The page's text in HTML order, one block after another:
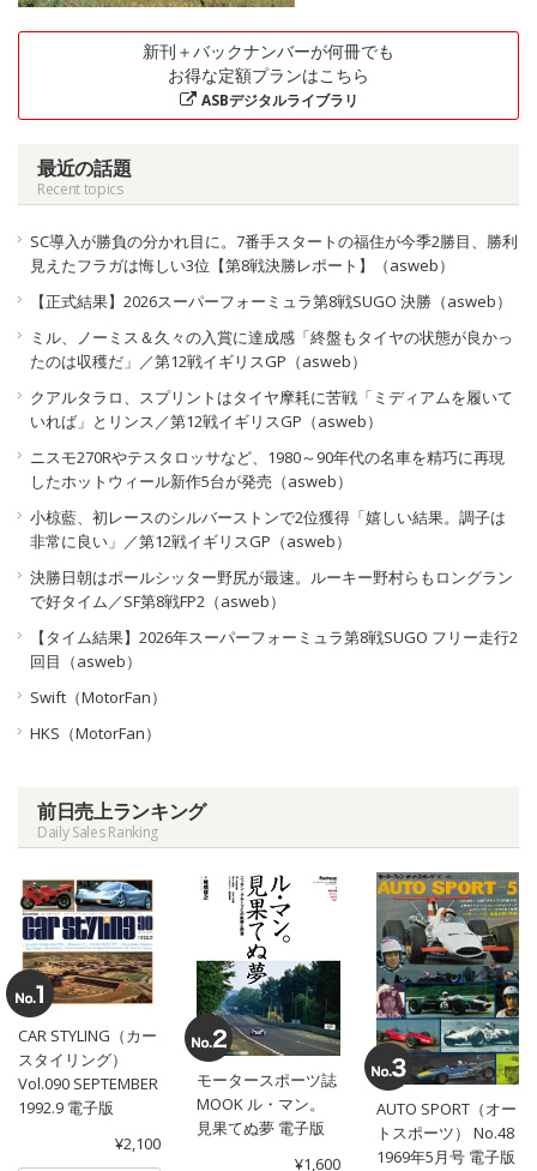
新刊＋バックナンバーが何冊でも
お得な定額プランはこちら
ASBデジタルライブラリ
最近の話題
Recent topics
SC導入が勝負の分かれ目に。7番手スタートの福住が今季2勝目、勝利
見えたフラガは悔しい3位【第8戦決勝レポート】（asweb）
【正式結果】2026スーパーフォーミュラ第8戦SUGO 決勝（asweb）
ミル、ノーミス＆久々の入賞に達成感「終盤もタイヤの状態が良かっ
たのは収穫だ」／第12戦イギリスGP（asweb）
クアルタラロ、スプリントはタイヤ摩耗に苦戦「ミディアムを履いて
いれば」とリンス／第12戦イギリスGP（asweb）
ニスモ270Rやテスタロッサなど、1980～90年代の名車を精巧に再現
したホットウィール新作5台が発売（asweb）
小椋藍、初レースのシルバーストンで2位獲得「嬉しい結果。調子は
非常に良い」／第12戦イギリスGP（asweb）
決勝日朝はポールシッター野尻が最速。ルーキー野村らもロングラン
で好タイム／SF第8戦FP2（asweb）
【タイム結果】2026年スーパーフォーミュラ第8戦SUGO フリー走行2
回目（asweb）
Swift（MotorFan）
HKS（MotorFan）
前日売上ランキング
Daily Sales Ranking
CAR STYLING（カー
スタイリング）
Vol.090 SEPTEMBER
1992.9 電子版
¥2,100
モータースポーツ誌
MOOK ル・マン。
見果てぬ夢 電子版
¥1,600
AUTO SPORT（オー
トスポーツ） No.48
1969年5月号 電子版